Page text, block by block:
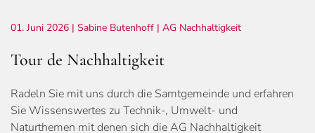
01. Juni 2026 | Sabine Butenhoff | AG Nachhaltigkeit
Tour de Nachhaltigkeit
Radeln Sie mit uns durch die Samtgemeinde und erfahren
Sie Wissenswertes zu Technik-, Umwelt- und
Naturthemen mit denen sich die AG Nachhaltigkeit